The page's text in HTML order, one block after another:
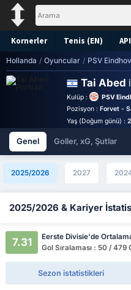
Kornerler Tenis (EN) API
Hollanda / Oyuncular / PSV
Tai Abed
Kulüp : PSV
Pozisyon : Forvet -
Yaş (Doğum günü) :
Genel Goller, xG, Şutlar
2025/2026 2027
2025/2026 & Kariyer
7.31
Eerste Divisie'de
Gol Sıralaması : 50 / 479
Sezon istatistikleri